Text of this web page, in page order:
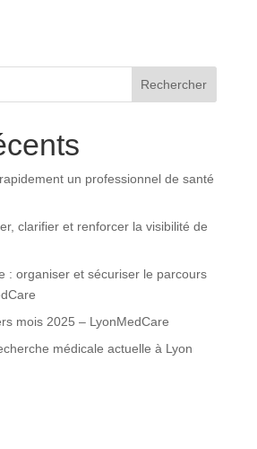
Rechercher
un professionnel de santé
clarifier et renforcer la visibilité de
: organiser et sécuriser le parcours
mois 2025 – LyonMedCare
médicale actuelle à Lyon